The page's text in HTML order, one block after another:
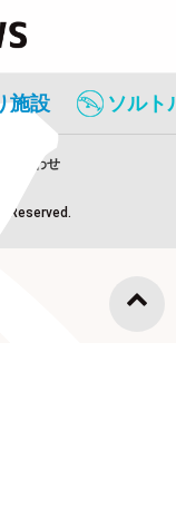
施設 ソルト
い合わせ
Reserved.